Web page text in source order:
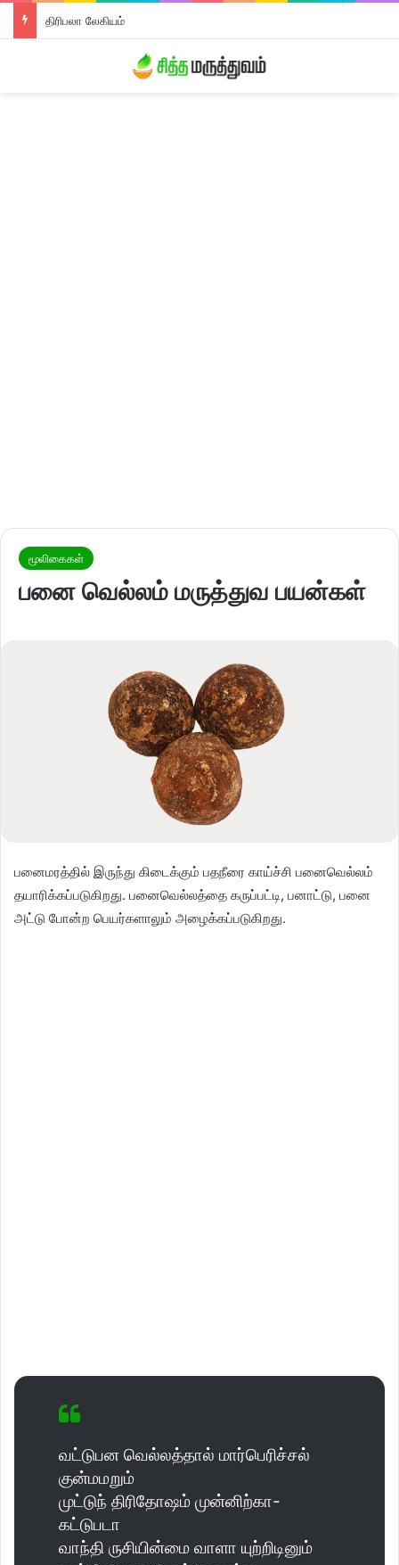
திரிபலா லேகியம்
மூலிகைகள்
பனை வெல்லம் மருத்துவ பயன்கள்
பனைமரத்தில் இருந்து கிடைக்கும் பதநீரை காய்ச்சி பனைவெல்லம்
தயாரிக்கப்படுகிறது. பனைவெல்லத்தை கருப்பட்டி, பனாட்டு, பனை
அட்டு போன்ற பெயர்களாலும் அழைக்கப்படுகிறது.
வட்டுபன வெல்லத்தால் மார்பெரிச்சல்
குன்மமறும்
முட்டுந் திரிதோஷம் முன்னிற்கா-
கட்டுபடா
வாந்தி ருசியின்மை வாளா யுற்றிடினும்